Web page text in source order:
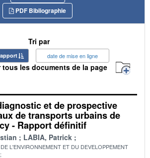
PDF Bibliographie
Tri par
date de mise en ligne
tous les documents de la page
et de prospective
de transports urbains de
- Rapport définitif
LABIA, Patrick
L'ENVIRONNEMENT ET DU DEVELOPPEMENT